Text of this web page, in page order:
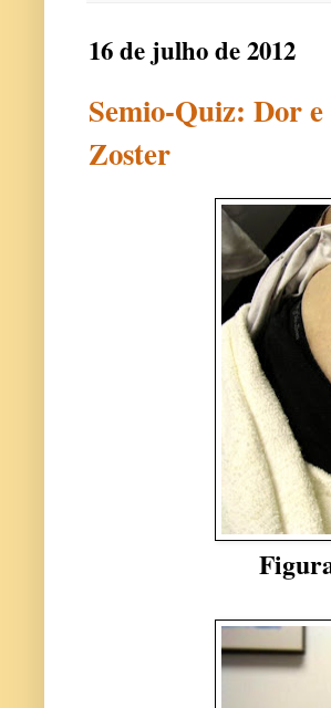
16 de julho de 2012
Semio-Quiz: Dor
Zoster